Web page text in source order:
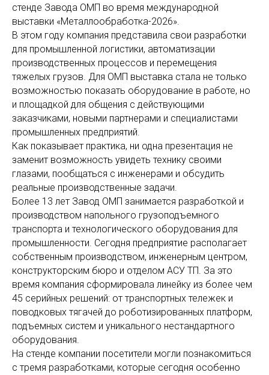
стенде Завода ОМП во время международной
выставки «Металлообработка-2026».
В этом году компания представила свои разработки
для промышленной логистики, автоматизации
производственных процессов и перемещения
тяжелых грузов. Для ОМП выставка стала не только
возможностью показать оборудование в работе, но
и площадкой для общения с действующими
заказчиками, новыми партнерами и специалистами
промышленных предприятий.
Как показывает практика, ни одна презентация не
заменит возможность увидеть технику своими
глазами, пообщаться с инженерами и обсудить
реальные производственные задачи.
Более 13 лет Завод ОМП занимается разработкой и
производством напольного грузоподъемного
транспорта и технологического оборудования для
промышленности. Сегодня предприятие располагает
собственным производством, инженерным центром,
конструкторским бюро и отделом АСУ ТП. За это
время компания сформировала линейку из более чем
45 серийных решений: от транспортных тележек и
поводковых тягачей до роботизированных платформ,
подъемных систем и уникального нестандартного
оборудования.
На стенде компании посетители могли познакомиться
с тремя разработками, которые сегодня особенно